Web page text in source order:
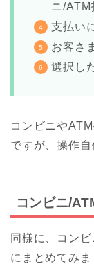
ニ/ATM
支払い
お客さ
選択し
コンビニや
ですが、操作自
コンビニ/
同様に、コン
にまとめてみま